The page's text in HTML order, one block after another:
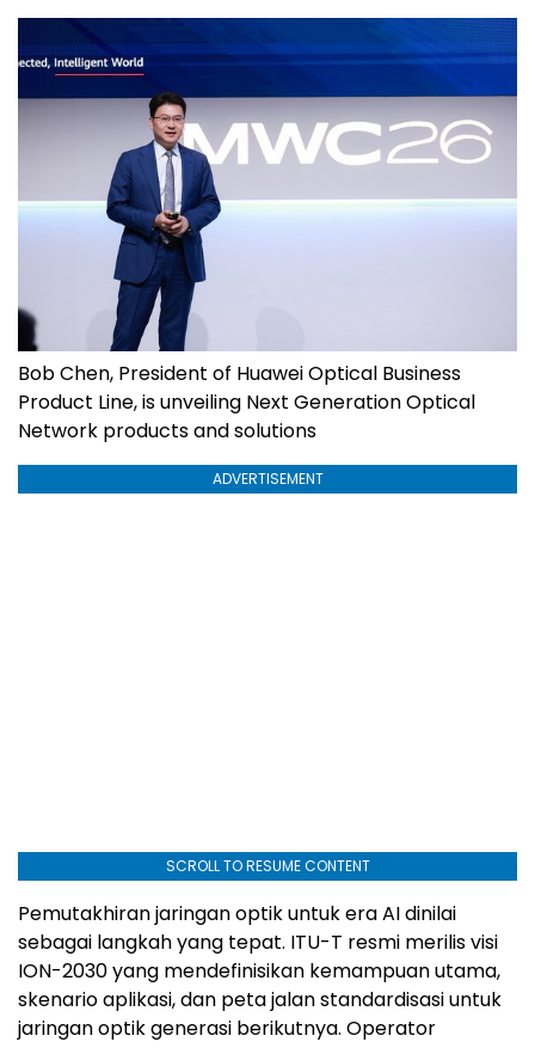
Bob Chen, President of Huawei Optical Business
Product Line, is unveiling Next Generation Optical
Network products and solutions
ADVERTISEMENT
SCROLL TO RESUME CONTENT
Pemutakhiran jaringan optik untuk era AI dinilai
sebagai langkah yang tepat. ITU-T resmi merilis visi
ION-2030 yang mendefinisikan kemampuan utama,
skenario aplikasi, dan peta jalan standardisasi untuk
jaringan optik generasi berikutnya. Operator